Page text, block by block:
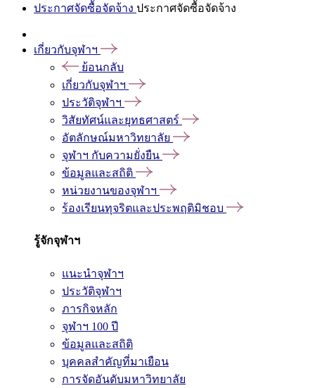
ประกาศจัดซื้อจัดจ้าง ประกาศจัดซื้อจัดจ้าง
เกี่ยวกับจุฬาฯ
ย้อนกลับ
เกี่ยวกับจุฬาฯ
ประวัติจุฬาฯ
วิสัยทัศน์และยุทธศาสตร์
อัตลักษณ์มหาวิทยาลัย
จุฬาฯ กับความยั่งยืน
ข้อมูลและสถิติ
หน่วยงานของจุฬาฯ
ร้องเรียนทุจริตและประพฤติมิชอบ
รู้จักจุฬาฯ
แนะนำจุฬาฯ
ประวัติจุฬาฯ
ภารกิจหลัก
จุฬาฯ 100 ปี
ข้อมูลและสถิติ
บุคคลสำคัญที่มาเยือน
การจัดอันดับมหาวิทยาลัย